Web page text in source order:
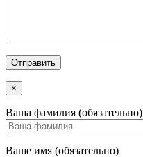
×
Ваша фамилия (обязательно)
Ваше имя (обязательно)